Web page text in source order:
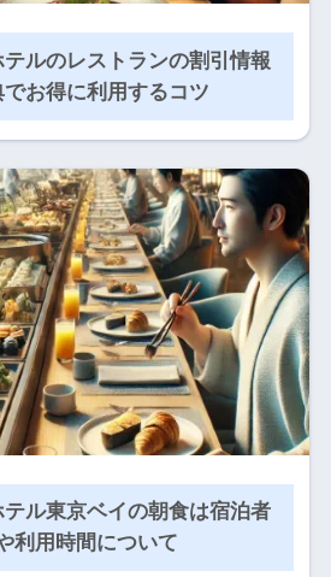
ルのレストランの割引情報
お得に利用するコツ
ル東京ベイの朝食は宿泊者
利用時間について